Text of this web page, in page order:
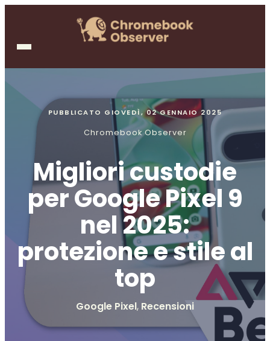
PUBBLICATO GIOVEDÌ, 02 GENNAIO 2025
Chromebook Observer
Migliori custodie
per Google Pixel 9
nel 2025:
protezione e stile al
top
Google Pixel, Recensioni